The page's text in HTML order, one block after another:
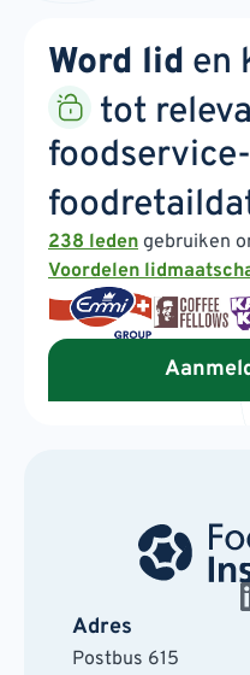
Word lid en
tot
238 leden gebruiken
Voordelen
Adres
Postbus 615